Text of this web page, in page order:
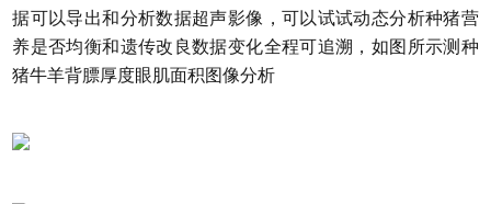
据可以导出和分析数据超声影像，可以试试动态分析种猪营
养是否均衡和遗传改良数据变化全程可追溯，如图所示测种
猪牛羊背膘厚度眼肌面积图像分析